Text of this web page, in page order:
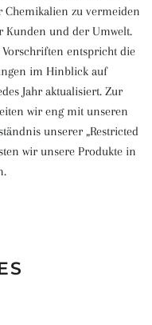
Chemikalien zu vermeiden
Kunden und der Umwelt.
entspricht die
im Hinblick auf
Jahr aktualisiert. Zur
wir eng mit unseren
unserer „Restricted
wir unsere Produkte in